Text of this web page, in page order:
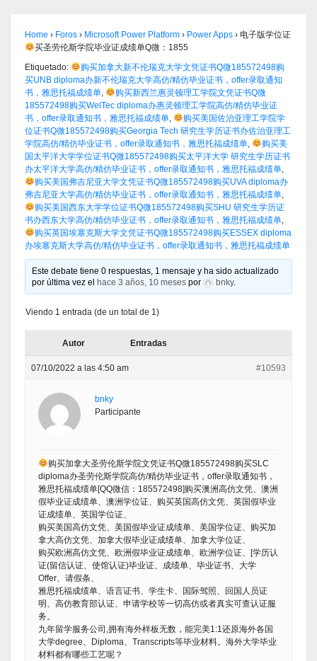
Home › Foros › Microsoft Power Platform › Power Apps › 电子版学位证
买圣劳伦斯学院毕业证成绩单Q微：1855
Etiquetado:
购买加拿大新不伦瑞克大学文凭证书Q微185572498购
买UNB diploma办新不伦瑞克大学高仿/精仿毕业证书，offer录取通知
书，雅思托福成绩单,
购买新西兰惠灵顿理工学院文凭证书Q微
185572498购买WelTec diploma办惠灵顿理工学院高仿/精仿毕业证
书，offer录取通知书，雅思托福成绩单,
购买美国佐治亚理工学院学
位证书Q微185572498购买Georgia Tech 研究生学历证书办佐治亚理工
学院高仿/精仿毕业证书，offer录取通知书，雅思托福成绩单,
购买美
国太平洋大学学位证书Q微185572498购买太平洋大学 研究生学历证书
办太平洋大学高仿/精仿毕业证书，offer录取通知书，雅思托福成绩单,
购买美国弗吉尼亚大学文凭证书Q微185572498购买UVA diploma办
弗吉尼亚大学高仿/精仿毕业证书，offer录取通知书，雅思托福成绩单,
购买美国西东大学学位证书Q微185572498购买SHU 研究生学历证
书办西东大学高仿/精仿毕业证书，offer录取通知书，雅思托福成绩单,
购买英国埃塞克斯大学文凭证书Q微185572498购买ESSEX diploma
办埃塞克斯大学高仿/精仿毕业证书，offer录取通知书，雅思托福成绩单
Este debate tiene 0 respuestas, 1 mensaje y ha sido actualizado
por última vez el
hace 3 años, 10 meses por bnky.
Viendo 1 entrada (de un total de 1)
Autor Entradas
07/10/2022 a las 4:50 am #10593
bnky
Participante
购买加拿大圣劳伦斯学院文凭证书Q微185572498购买SLC
diploma办圣劳伦斯学院高仿/精仿毕业证书，offer录取通知书，
雅思托福成绩单[QQ微信：185572498]购买澳洲高仿文凭、澳洲
假毕业证成绩单、澳洲学位证、购买英国高仿文凭、英国假毕业
证成绩单、英国学位证、
购买美国高仿文凭、美国假毕业证成绩单、美国学位证、购买加
拿大高仿文凭、加拿大假毕业证成绩单、加拿大学位证、
购买欧洲高仿文凭、欧洲假毕业证成绩单、欧洲学位证、[学历认
证(留信认证、使馆认证)毕业证、成绩单、毕业证书、大学
Offer、请假条、
雅思托福成绩单、语言证书、学生卡、国际驾照、回国人员证
明、高仿教育部认证、申请学校等一切高仿或者真实可查认证服
务。
九年留学服务公司,拥有海外样板无数，能完美1:1还原海外各国
大学degree、Diploma、Transcripts等毕业材料。海外大学毕业
材料都有哪些工艺呢？